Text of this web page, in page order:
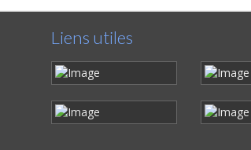
Liens utiles